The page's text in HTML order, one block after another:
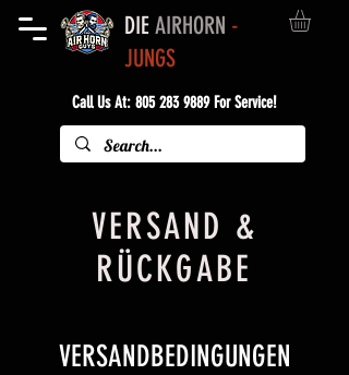
DIEAIRHORN -
JUNGS
Call Us At: 805 283 9889For Service!
VERSAND &
RÜCKGABE
VERSANDBEDINGUNGEN